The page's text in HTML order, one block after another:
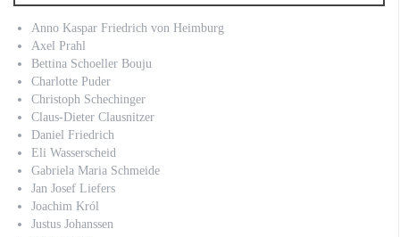
Anno Kaspar Friedrich von Heimburg
Axel Prahl
Bettina Schoeller Bouju
Charlotte Puder
Christoph Schechinger
Claus-Dieter Clausnitzer
Daniel Friedrich
Eli Wasserscheid
Gabriela Maria Schmeide
Jan Josef Liefers
Joachim Król
Justus Johanssen